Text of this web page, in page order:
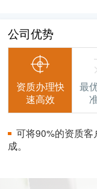
公司优势
资质办理快
速高效
最
可将90%的资质
成。